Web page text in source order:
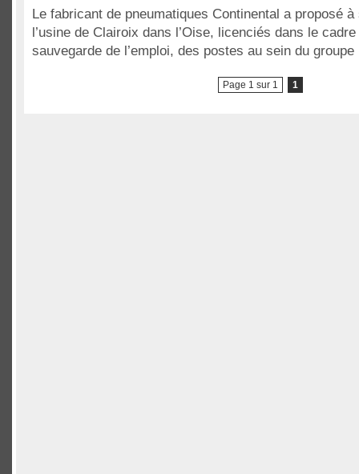
Le fabricant de pneumatiques Continental a proposé
l’usine de Clairoix dans l’Oise, licenciés dans le cadre
sauvegarde de l’emploi, des postes au sein du
Page 1 sur 1 1